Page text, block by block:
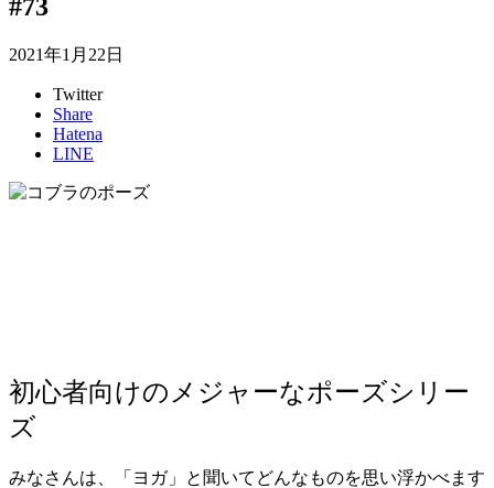
#73
2021年1月22日
Twitter
Share
Hatena
LINE
初心者向けのメジャーなポーズシリー
ズ
みなさんは、「ヨガ」と聞いてどんなものを思い浮かべます